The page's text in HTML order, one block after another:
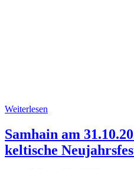
Weiterlesen
Samhain am
keltische